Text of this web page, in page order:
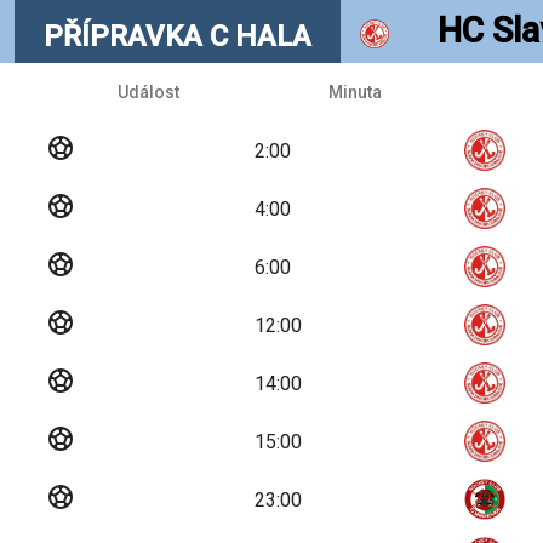
PŘÍPRAVKA C HALA HC
Událost Minuta
sports_soccer 2:00
sports_soccer 4:00
sports_soccer 6:00
sports_soccer 12:00
sports_soccer 14:00
sports_soccer 15:00
sports_soccer 23:00